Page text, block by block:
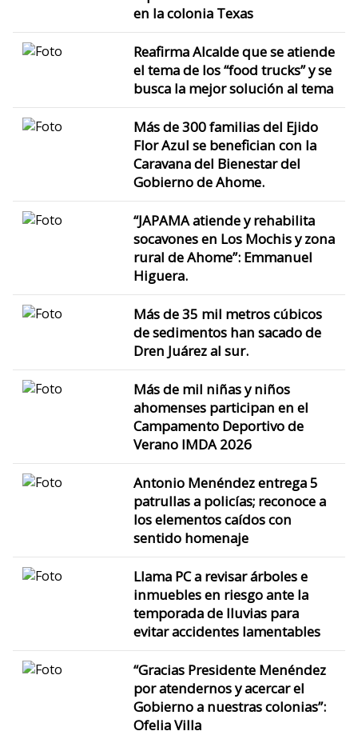
en la colonia Texas
Reafirma Alcalde que se atiende
el tema de los “food trucks” y se
busca la mejor solución al tema
Más de 300 familias del Ejido
Flor Azul se benefician con la
Caravana del Bienestar del
Gobierno de Ahome.
“JAPAMA atiende y rehabilita
socavones en Los Mochis y zona
rural de Ahome”: Emmanuel
Higuera.
Más de 35 mil metros cúbicos
de sedimentos han sacado de
Dren Juárez al sur.
Más de mil niñas y niños
ahomenses participan en el
Campamento Deportivo de
Verano IMDA 2026
Antonio Menéndez entrega 5
patrullas a policías; reconoce a
los elementos caídos con
sentido homenaje
Llama PC a revisar árboles e
inmuebles en riesgo ante la
temporada de lluvias para
evitar accidentes lamentables
“Gracias Presidente Menéndez
por atendernos y acercar el
Gobierno a nuestras colonias”:
Ofelia Villa